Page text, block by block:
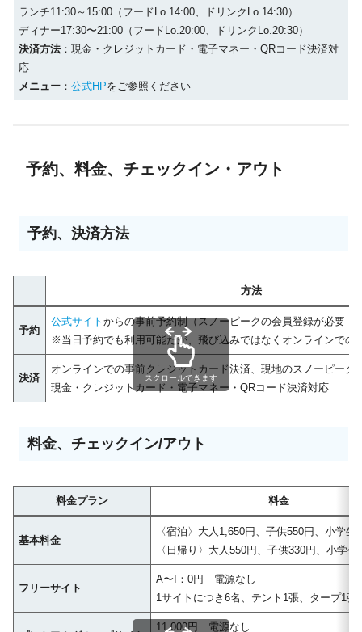
ランチ11:30～15:00（フードLo.14:00、ドリンクLo.14:30）
ディナー17:30〜21:00（フードLo.20:00、ドリンクLo.20:30）
決済方法：現金・クレジットカード・電子マネー・QRコード決済対
応
メニュー ：公式HPをご参照ください
予約、料金、チェックイン・アウト
予約、決済方法
方法
予約
公式サイトからの事前予約制（スノーピークの会員登録が必要・
※当日予約でも利用可能だが、飛び込みではなくオンラインでの
決済
オンラインでの事前クレジットカード決済、現地のスノーピーク
現金・クレジットカード・電子マネー・QRコード決済対応
スクロールできます
料金、チェックイン/アウト
料金プラン 料金
基本料金
〈宿泊〉大人1,650円、子供550円、小学生
〈日帰り〉大人550円、子供330円、小学
フリーサイト
A〜I：0円 電源なし
1サイトにつき6名、テント1張、タープ1張
11,000円 電源なし